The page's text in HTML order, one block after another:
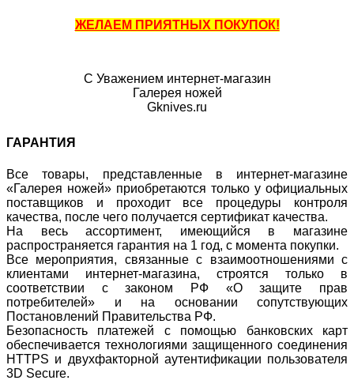
ЖЕЛАЕМ ПРИЯТНЫХ ПОКУПОК!
С Уважением интернет-магазин
Галерея ножей
Gknives.ru
ГАРАНТИЯ
Все товары, представленные в интернет-магазине
«Галерея ножей» приобретаются только у официальных
поставщиков и проходит все процедуры контроля
качества, после чего получается сертификат качества.
На весь ассортимент, имеющийся в магазине
распространяется гарантия на 1 год, с момента покупки.
Все мероприятия, связанные с взаимоотношениями с
клиентами интернет-магазина, строятся только в
соответствии с законом РФ «О защите прав
потребителей» и на основании сопутствующих
Постановлений Правительства РФ.
Безопасность платежей с помощью банковских карт
обеспечивается технологиями защищенного соединения
HTTPS и двухфакторной аутентификации пользователя
3D Secure.